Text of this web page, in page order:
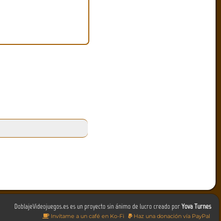
DoblajeVideojuegos.es es un proyecto sin ánimo de lucro creado porYova Turnes
Invítame a un café en Ko-Fi Haz una donación vía PayPal